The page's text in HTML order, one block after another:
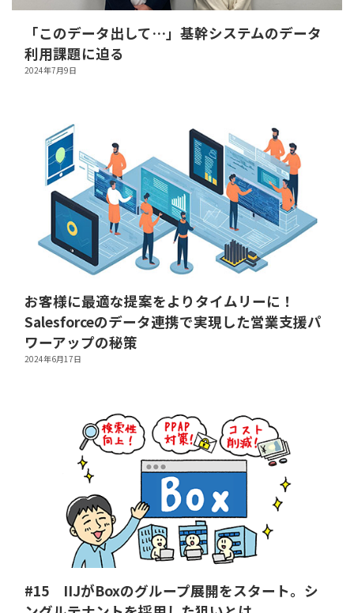
「このデータ出して…」基幹システムのデータ
利用課題に迫る
2024年7月9日
お客様に最適な提案をよりタイムリーに！
Salesforceのデータ連携で実現した営業支援パ
ワーアップの秘策
2024年6月17日
#15 IIJがBoxのグループ展開をスタート。シ